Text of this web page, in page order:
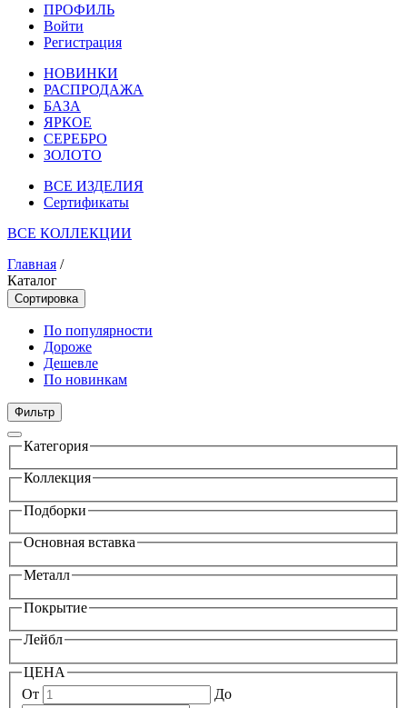
ПРОФИЛЬ
Войти
Регистрация
НОВИНКИ
РАСПРОДАЖА
БАЗА
ЯРКОЕ
СЕРЕБРО
ЗОЛОТО
ВСЕ ИЗДЕЛИЯ
Сертификаты
ВСЕ КОЛЛЕКЦИИ
Главная /
Каталог
Сортировка
По популярности
Дороже
Дешевле
По новинкам
Фильтр
Категория
Коллекция
Подборки
Основная вставка
Металл
Покрытие
Лейбл
ЦЕНА
От
До